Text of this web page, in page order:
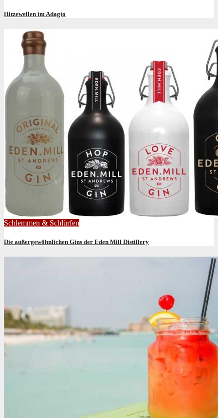
Hitzewellen im Adagio
Schlemmen & Schlürfen
Die außergewöhnlichen Gins der Eden Mill Distillery